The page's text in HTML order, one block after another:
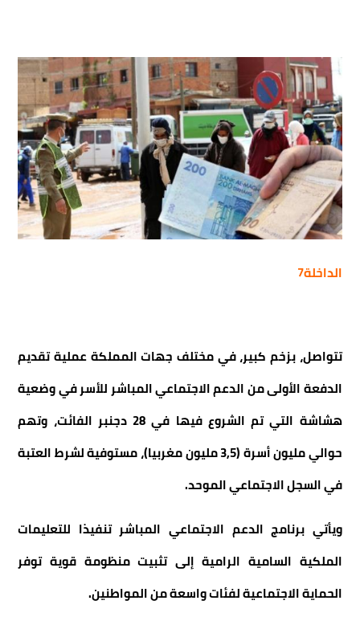
الداخلة7
تتواصل، بزخم كبير، في مختلف جهات المملكة عملية تقديم
الدفعة الأولى من الدعم الاجتماعي المباشر للأسر في وضعية
هشاشة التي تم الشروع فيها في 28 دجنبر الفائت، وتهم
حوالي مليون أسرة (3,5 مليون مغربيا)، مستوفية لشرط العتبة
في السجل الاجتماعي الموحد.
ويأتي برنامج الدعم الاجتماعي المباشر تنفيذا للتعليمات
الملكية السامية الرامية إلى تثبيت منظومة قوية توفر
الحماية الاجتماعية لفئات واسعة من المواطنين.